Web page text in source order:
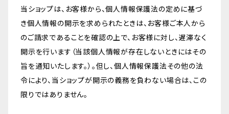
当ショップは、お客様から、個人情報保護法の定めに基づ
き個人情報の開示を求められたときは、お客様ご本人から
のご請求であることを確認の上で、お客様に対し、遅滞なく
開示を行います（当該個人情報が存在しないときにはその
旨を通知いたします。）。但し、個人情報保護法その他の法
令により、当ショップが開示の義務を負わない場合は、この
限りではありません。